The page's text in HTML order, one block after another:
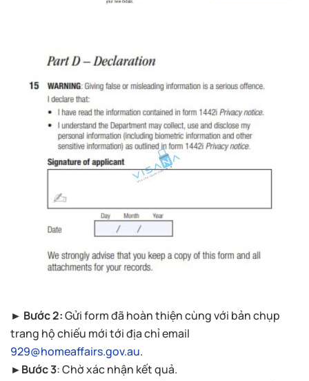
► Bước 2:Gửi form đã hoàn thiện cùng với bản chụp
trang hộ chiếu mới tới địa chỉ email
929@homeaffairs.gov.au.
►Bước 3: Chờ xác nhận kết quả.